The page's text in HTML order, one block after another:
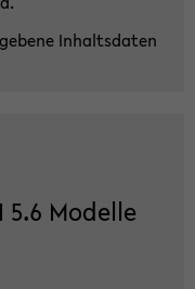
In­halts­da­ten
Mo­del­le